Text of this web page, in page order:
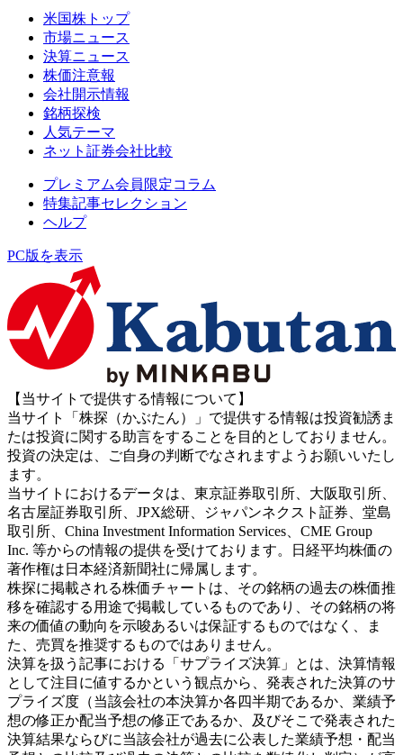
米国株トップ
市場ニュース
決算ニュース
株価注意報
会社開示情報
銘柄探検
人気テーマ
ネット証券会社比較
プレミアム会員限定コラム
特集記事セレクション
ヘルプ
PC版を表示
【当サイトで提供する情報について】
当サイト「株探（かぶたん）」で提供する情報は投資勧誘ま
たは投資に関する助言をすることを目的としておりません。
投資の決定は、ご自身の判断でなされますようお願いいたし
ます。
当サイトにおけるデータは、東京証券取引所、大阪取引所、
名古屋証券取引所、JPX総研、ジャパンネクスト証券、堂島
取引所、China Investment Information Services、CME Group
Inc. 等からの情報の提供を受けております。日経平均株価の
著作権は日本経済新聞社に帰属します。
株探に掲載される株価チャートは、その銘柄の過去の株価推
移を確認する用途で掲載しているものであり、その銘柄の将
来の価値の動向を示唆あるいは保証するものではなく、ま
た、売買を推奨するものではありません。
決算を扱う記事における「サプライズ決算」とは、決算情報
として注目に値するかという観点から、発表された決算のサ
プライズ度（当該会社の本決算か各四半期であるか、業績予
想の修正か配当予想の修正であるか、及びそこで発表された
決算結果ならびに当該会社が過去に公表した業績予想・配当